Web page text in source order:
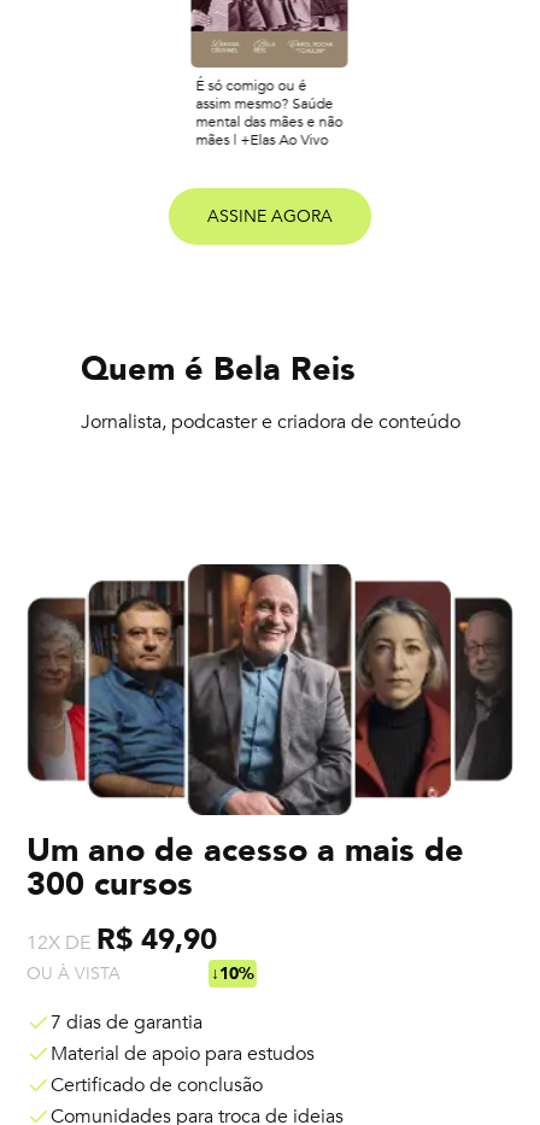
É só comigo ou é
assim mesmo? Saúde
mental das mães e não
mães | +Elas Ao Vivo
ASSINE AGORA
Quem é Bela Reis
Jornalista, podcaster e criadora de conteúdo
Um ano de acesso a mais de
300 cursos
12X DE R$ 49,90
OU À VISTA ↓10%
7 dias de garantia
Material de apoio para estudos
Certificado de conclusão
Comunidades para troca de ideias